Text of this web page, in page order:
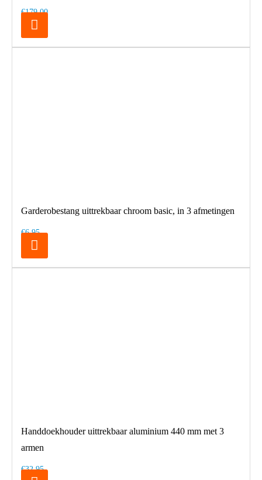
€179,00
Garderobestang uittrekbaar chroom basic, in 3 afmetingen
€6,95
Handdoekhouder uittrekbaar aluminium 440 mm met 3
armen
€32,95